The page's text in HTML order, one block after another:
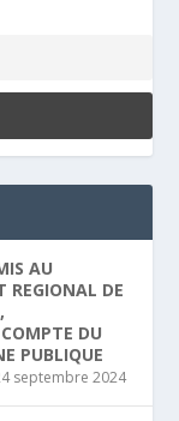
AU
REGIONAL DE
DU
PUBLIQUE
septembre 2024